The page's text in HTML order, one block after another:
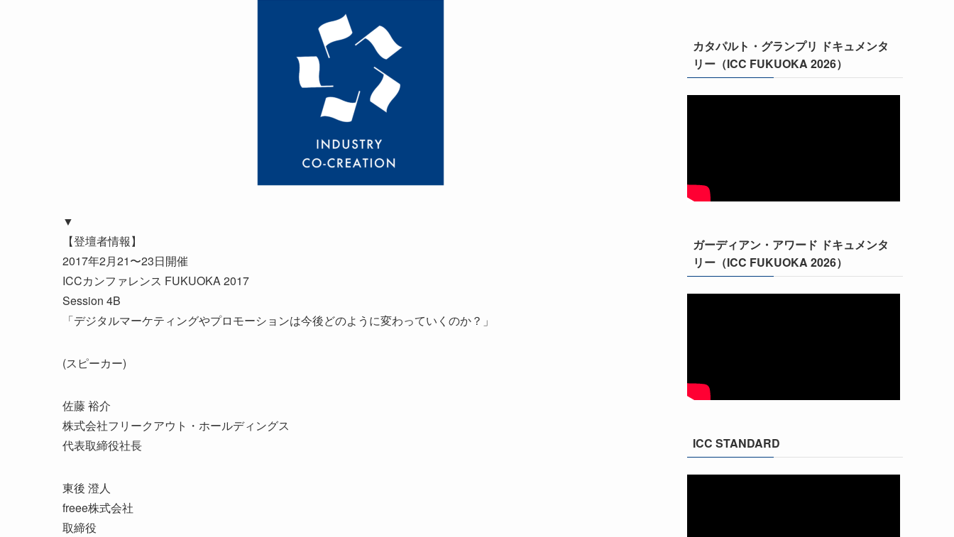
▼
【登壇者情報】
2017年2月21〜23日開催
ICCカンファレンス FUKUOKA 2017
Session 4B
「デジタルマーケティングやプロモーションは今後どのように変わっていくのか？」
(スピーカー)
佐藤 裕介
株式会社フリークアウト・ホールディングス
代表取締役社長
東後 澄人
freee株式会社
取締役
カタパルト・グランプリ ドキュメンタ
リー（ICC FUKUOKA 2026）
ガーディアン・アワード ドキュメンタ
リー（ICC FUKUOKA 2026）
ICC STANDARD